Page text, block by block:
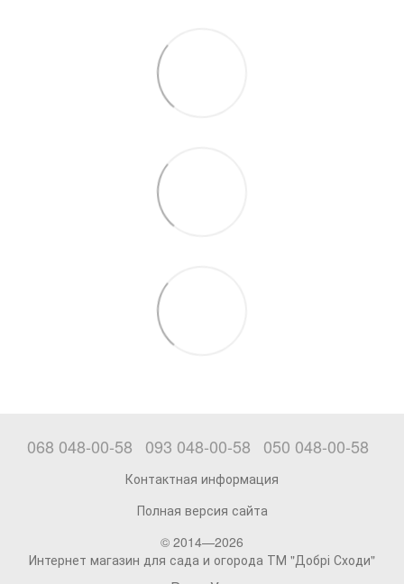
068 048-00-58 093 048-00-58 050 048-00-58
Контактная информация
Полная версия сайта
© 2014—2026
Интернет магазин для сада и огорода ТМ "Добрі Сходи"